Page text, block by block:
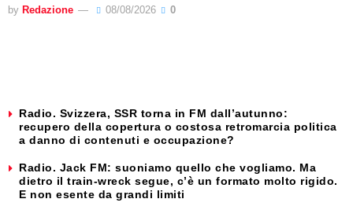
by Redazione 08/08/2026 0
Radio. Svizzera, SSR torna in FM dall’autunno:
recupero della copertura o costosa retromarcia politica
a danno di contenuti e occupazione?
Radio. Jack FM: suoniamo quello che vogliamo. Ma
dietro il train-wreck segue, c’è un formato molto rigido.
E non esente da grandi limiti